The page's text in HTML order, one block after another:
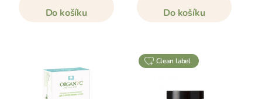
Do košíku Do košíku
clean label